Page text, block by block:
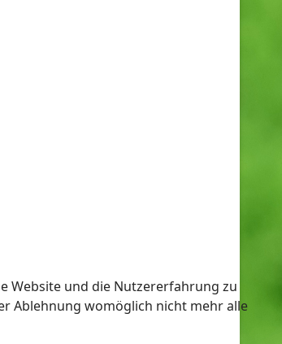
Website und die Nutzererfahrung zu
Ablehnung womöglich nicht mehr alle